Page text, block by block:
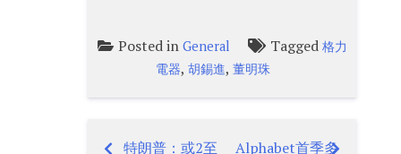
Posted in General Tagged 格力
電器,胡錫進,董明珠
特朗普：或2至
Alphabet首季多